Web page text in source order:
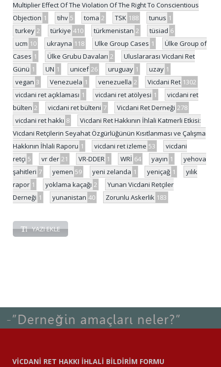
Multiplier Effect Of The Violation Of The Right To Conscientious
Objection 1 tihv 5 toma 2 TSK 188 tunus 1
turkey 2 türkiye 410 türkmenistan 2 tüsiad 6
ucm 10 ukrayna 118 Ulke Group Cases 1
Ülke Group of
Cases 1 Ülke Grubu Davaları 2
Uluslararası Vicdani Ret
Günü 1 UN 1 unicef 26 uruguay 1 uzay 1
vegan 3 Venezuela 1 venezuella 2 Vicdani Ret 1302
vicdani ret açıklaması 1 vicdani ret atölyesi 1
vicdani ret
bülten 2 vicdani ret bülteni 7 Vicdani Ret Derneği 278
vicdani ret hakkı 8
Vicdani Ret Hakkının İhlali Katmerli Etkisi:
Vicdani Retçilerin Seyahat Özgürlüğünün Kısıtlanması ve Çalışma
Hakkının İhlali Raporu 1 vicdani ret izleme 53
vicdani
retçi 5 vr der 21 VR-DDER 1 WRİ 64 yayın 1
yehova
şahitleri 7 yemen 59 yeni zelanda 1 yeniçağ 1
yılık
rapor 1 yoklama kaçağı 2
Yunan Vicdani Retçiler
Derneği 1 yunanistan 40 Zorunlu Askerlik 183
YAZI EKLE
VİCDANİ RET HAKKI İHLALİ BİLDİRİM FORMU